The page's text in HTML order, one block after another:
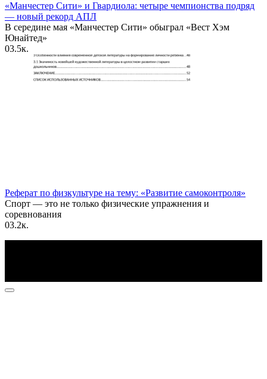
«Манчестер Сити» и Гвардиола: четыре чемпионства подряд
— новый рекорд АПЛ
В середине мая «Манчестер Сити» обыграл «Вест Хэм
Юнайтед»
03.5к.
Реферат по физкультуре на тему: «Развитие самоконтроля»
Спорт — это не только физические упражнения и
соревнования
03.2к.